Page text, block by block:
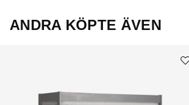
ANDRA KÖPTE ÄVEN